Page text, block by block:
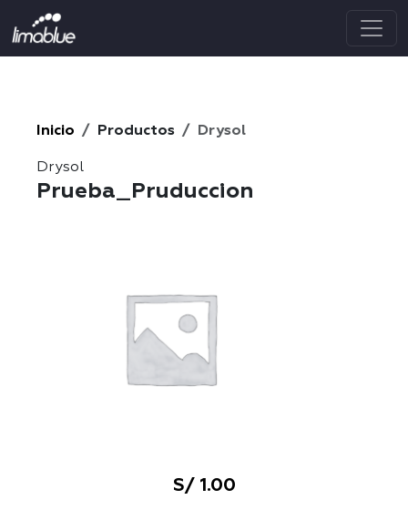
<--MARKETING--->
Inicio Productos Drysol
Drysol
Prueba_Pruduccion
S/ 1.00